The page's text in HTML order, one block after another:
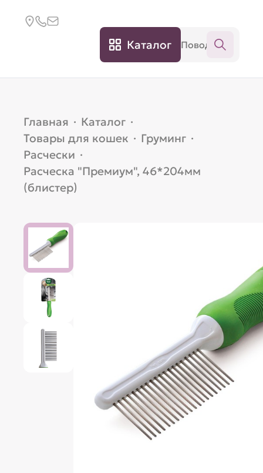
Каталог
Главная · Каталог ·
Товары для кошек · Груминг ·
Расчески ·
Расческа "Премиум", 46*204мм
(блистер)